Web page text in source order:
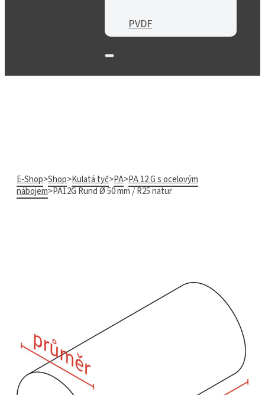
PVDF
E-Shop>Shop>Kulatá tyč>PA>PA 12 G s ocelovým
nábojem>PA12G Rund Ø 50 mm / R25 natur